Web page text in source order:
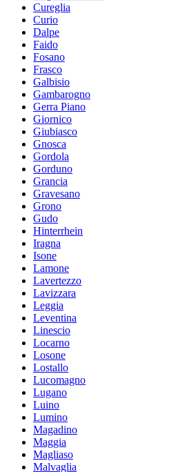
Cureglia
Curio
Dalpe
Faido
Fosano
Frasco
Galbisio
Gambarogno
Gerra Piano
Giornico
Giubiasco
Gnosca
Gordola
Gorduno
Grancia
Gravesano
Grono
Gudo
Hinterrhein
Iragna
Isone
Lamone
Lavertezzo
Lavizzara
Leggia
Leventina
Linescio
Locarno
Losone
Lostallo
Lucomagno
Lugano
Luino
Lumino
Magadino
Maggia
Magliaso
Malvaglia